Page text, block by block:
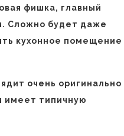
фишка, главный
Сложно будет даже
кухонное помещение
очень оригинально
имеет типичную